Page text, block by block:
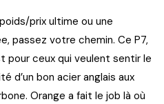
prix ultime ou une
passez votre chemin. Ce P7,
pour ceux qui veulent sentir le
d’un bon acier anglais aux
Orange a fait le job là où